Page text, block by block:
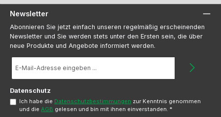
Newsletter
Abonnieren Sie jetzt einfach unseren regelmäßig erscheinenden
Newsletter und Sie werden stets unter den Ersten sein, die über
neue Produkte und Angebote informiert werden.
Mail-
Datenschutz
Ich habe die Datenschutzbestimmungen zur Kenntnis genommen
und dieAGB gelesen und bin mit ihnen einverstanden.*